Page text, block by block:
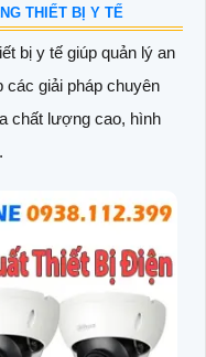
THIẾT BỊ Y TẾ
bị y tế giúp quản lý an
các giải pháp chuyên
chất lượng cao, hình